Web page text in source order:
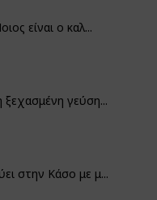
είναι ο καλ...
ξεχασμένη γεύση...
στην Κάσο με μ...